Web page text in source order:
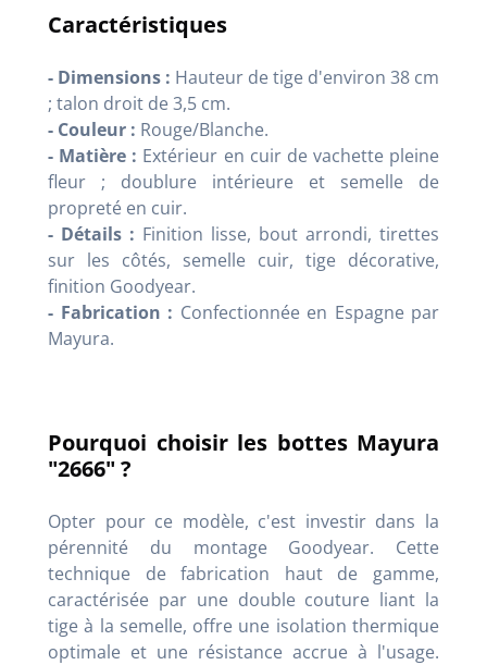
Caractéristiques
- Dimensions : Hauteur de tige d'environ 38 cm
; talon droit de 3,5 cm.
- Couleur : Rouge/Blanche.
- Matière : Extérieur en cuir de vachette pleine
fleur ; doublure intérieure et semelle de
propreté en cuir.
- Détails : Finition lisse, bout arrondi, tirettes
sur les côtés, semelle cuir, tige décorative,
finition Goodyear.
- Fabrication : Confectionnée en Espagne par
Mayura.
Pourquoi choisir les bottes Mayura
"2666" ?
Opter pour ce modèle, c'est investir dans la
pérennité du montage Goodyear. Cette
technique de fabrication haut de gamme,
caractérisée par une double couture liant la
tige à la semelle, offre une isolation thermique
optimale et une résistance accrue à l'usage.